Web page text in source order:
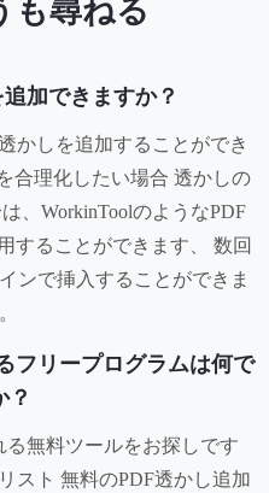
も尋ねる
加できますか？
かしを追加することができ
合理化したい場合 透かしの
、WorkinToolのようなPDF
することができます、 数回
ンで挿入することができま
フリープログラムは何で
？
無料ツールをお探しです
スト 無料のPDF透かし追加